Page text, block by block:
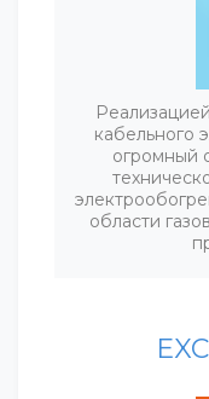
кабельного
огромный
области